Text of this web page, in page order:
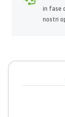
in fase
nostri